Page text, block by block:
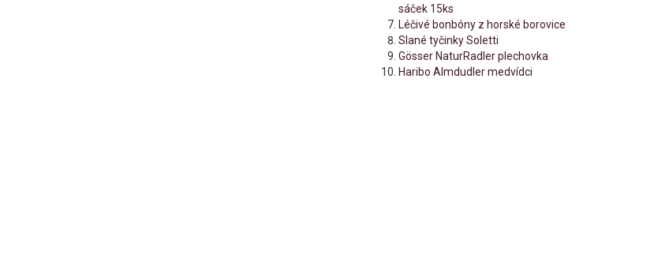
sáček 15ks
Léčivé bonbóny z horské borovice
Slané tyčinky Soletti
Gösser NaturRadler plechovka
Haribo Almdudler medvídci